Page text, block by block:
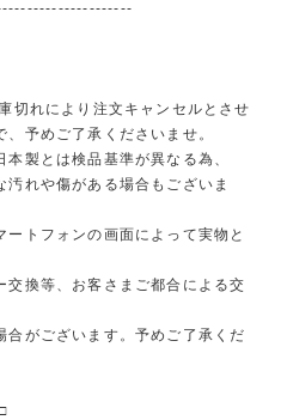
切れにより注文キャンセルとさせ
予めご了承くださいませ。
製とは検品基準が異なる為、
れや傷がある場合もございま
ートフォンの画面によって実物と
交換等、お客さまご都合による交
合がございます。予めご了承くだ